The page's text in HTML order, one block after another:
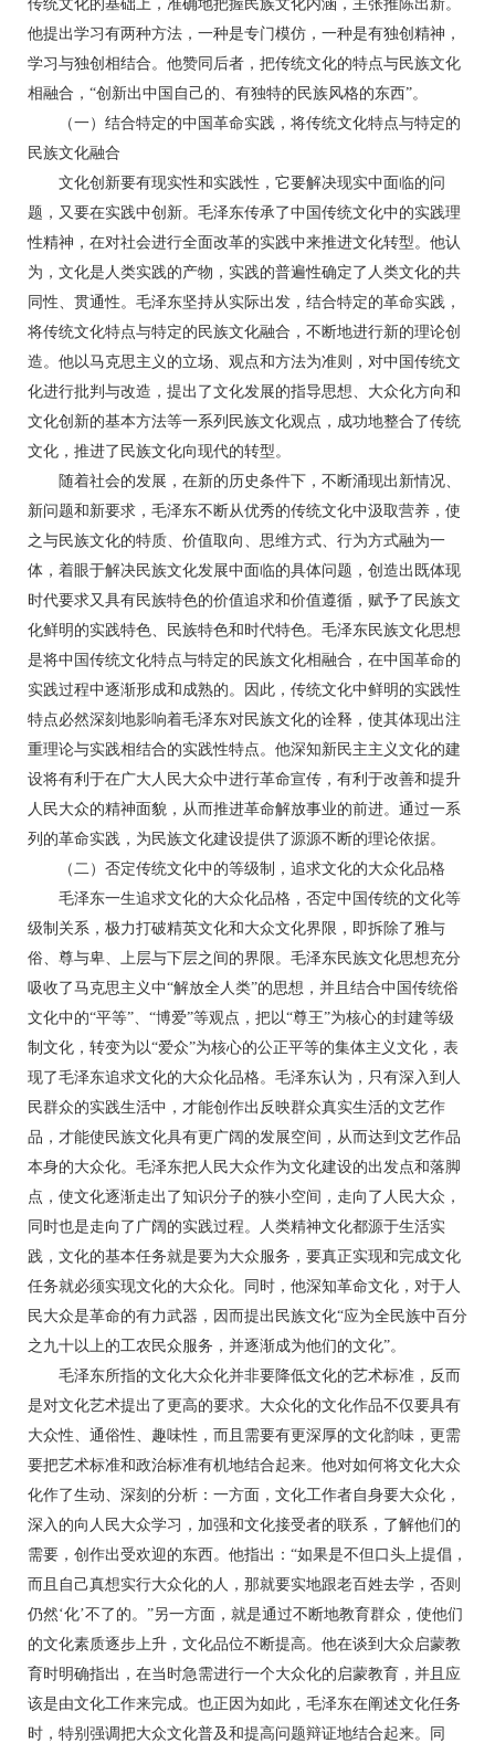
传统文化的基础上，准确地把握民族文化内涵，主张推陈出新。
他提出学习有两种方法，一种是专门模仿，一种是有独创精神，
学习与独创相结合。他赞同后者，把传统文化的特点与民族文化
相融合，“创新出中国自己的、有独特的民族风格的东西”。
（一）结合特定的中国革命实践，将传统文化特点与特定的
民族文化融合
文化创新要有现实性和实践性，它要解决现实中面临的问
题，又要在实践中创新。毛泽东传承了中国传统文化中的实践理
性精神，在对社会进行全面改革的实践中来推进文化转型。他认
为，文化是人类实践的产物，实践的普遍性确定了人类文化的共
同性、贯通性。毛泽东坚持从实际出发，结合特定的革命实践，
将传统文化特点与特定的民族文化融合，不断地进行新的理论创
造。他以马克思主义的立场、观点和方法为准则，对中国传统文
化进行批判与改造，提出了文化发展的指导思想、大众化方向和
文化创新的基本方法等一系列民族文化观点，成功地整合了传统
文化，推进了民族文化向现代的转型。
随着社会的发展，在新的历史条件下，不断涌现出新情况、
新问题和新要求，毛泽东不断从优秀的传统文化中汲取营养，使
之与民族文化的特质、价值取向、思维方式、行为方式融为一
体，着眼于解决民族文化发展中面临的具体问题，创造出既体现
时代要求又具有民族特色的价值追求和价值遵循，赋予了民族文
化鲜明的实践特色、民族特色和时代特色。毛泽东民族文化思想
是将中国传统文化特点与特定的民族文化相融合，在中国革命的
实践过程中逐渐形成和成熟的。因此，传统文化中鲜明的实践性
特点必然深刻地影响着毛泽东对民族文化的诠释，使其体现出注
重理论与实践相结合的实践性特点。他深知新民主主义文化的建
设将有利于在广大人民大众中进行革命宣传，有利于改善和提升
人民大众的精神面貌，从而推进革命解放事业的前进。通过一系
列的革命实践，为民族文化建设提供了源源不断的理论依据。
（二）否定传统文化中的等级制，追求文化的大众化品格
毛泽东一生追求文化的大众化品格，否定中国传统的文化等
级制关系，极力打破精英文化和大众文化界限，即拆除了雅与
俗、尊与卑、上层与下层之间的界限。毛泽东民族文化思想充分
吸收了马克思主义中“解放全人类”的思想，并且结合中国传统俗
文化中的“平等”、“博爱”等观点，把以“尊王”为核心的封建等级
制文化，转变为以“爱众”为核心的公正平等的集体主义文化，表
现了毛泽东追求文化的大众化品格。毛泽东认为，只有深入到人
民群众的实践生活中，才能创作出反映群众真实生活的文艺作
品，才能使民族文化具有更广阔的发展空间，从而达到文艺作品
本身的大众化。毛泽东把人民大众作为文化建设的出发点和落脚
点，使文化逐渐走出了知识分子的狭小空间，走向了人民大众，
同时也是走向了广阔的实践过程。人类精神文化都源于生活实
践，文化的基本任务就是要为大众服务，要真正实现和完成文化
任务就必须实现文化的大众化。同时，他深知革命文化，对于人
民大众是革命的有力武器，因而提出民族文化“应为全民族中百分
之九十以上的工农民众服务，并逐渐成为他们的文化”。
毛泽东所指的文化大众化并非要降低文化的艺术标准，反而
是对文化艺术提出了更高的要求。大众化的文化作品不仅要具有
大众性、通俗性、趣味性，而且需要有更深厚的文化韵味，更需
要把艺术标准和政治标准有机地结合起来。他对如何将文化大众
化作了生动、深刻的分析：一方面，文化工作者自身要大众化，
深入的向人民大众学习，加强和文化接受者的联系，了解他们的
需要，创作出受欢迎的东西。他指出：“如果是不但口头上提倡，
而且自己真想实行大众化的人，那就要实地跟老百姓去学，否则
仍然‘化’不了的。”另一方面，就是通过不断地教育群众，使他们
的文化素质逐步上升，文化品位不断提高。他在谈到大众启蒙教
育时明确指出，在当时急需进行一个大众化的启蒙教育，并且应
该是由文化工作来完成。也正因为如此，毛泽东在阐述文化任务
时，特别强调把大众文化普及和提高问题辩证地结合起来。同